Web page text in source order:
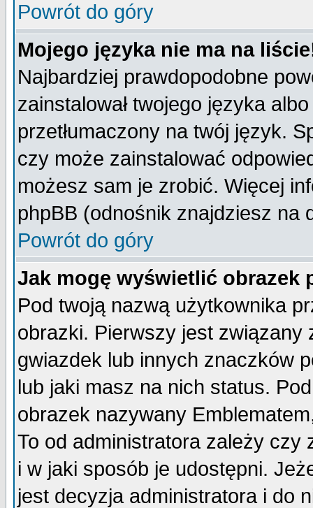
Powrót do góry
Mojego języka nie ma na
Najbardziej prawdopodobne
zainstalował twojego języka
przetłumaczony na twój język.
czy może zainstalować
możesz sam je zrobić. Więcej
phpBB (odnośnik znajdziesz na
Powrót do góry
Jak mogę wyświetlić obrazek
Pod twoją nazwą użytkownika
obrazki. Pierwszy jest
gwiazdek lub innych znaczków
lub jaki masz na nich status.
obrazek nazywany
To od administratora zależy czy
i w jaki sposób je udostępni.
jest decyzja administratora i do